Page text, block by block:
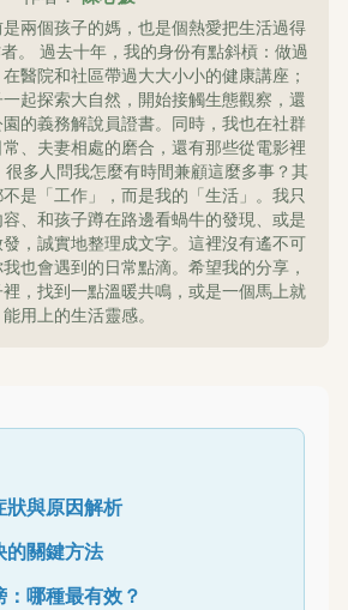
兩個孩子的媽，也是個熱愛把生活過得
。 過去十年，我的身份有點斜槓：做過
醫院和社區帶過大大小小的健康講座；
起探索大自然，開始接觸生態觀察，還
的義務解說員證書。同時，我也在社群
、夫妻相處的磨合，還有那些從電影裡
多人問我怎麼有時間兼顧這麼多事？其
是「工作」，而是我的「生活」。我只
、和孩子蹲在路邊看蝸牛的發現、或是
，誠實地整理成文字。這裡沒有遙不可
也會遇到的日常點滴。希望我的分享，
，找到一點溫暖共鳴，或是一個馬上就
能用上的生活靈感。
狀與原因解析
的關鍵方法
哪種最有效？